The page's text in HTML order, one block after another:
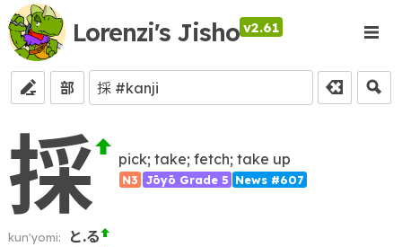
Lorenzi's Jisho v2.61
部
採 pick; take; fetch; take up
N3 Jōyō Grade 5 News #607
kun'yomi: と.る